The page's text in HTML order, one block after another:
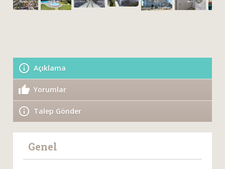
Açıklama
Yorumlar
Talep Gönder
Genel